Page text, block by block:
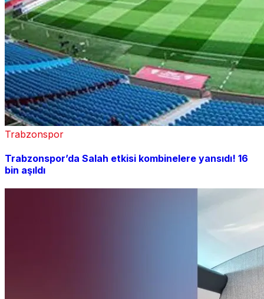
Trabzonspor
Trabzonspor’da Salah etkisi kombinelere yansıdı! 16
bin aşıldı